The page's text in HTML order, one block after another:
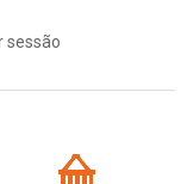
sessão